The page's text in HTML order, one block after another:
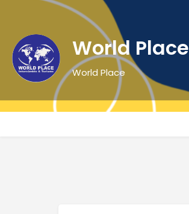
World Place
World Place